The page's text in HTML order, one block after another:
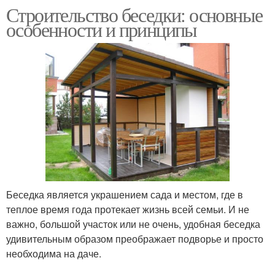
Строительство беседки: основные
особенности и принципы
Беседка является украшением сада и местом, где в
теплое время года протекает жизнь всей семьи. И не
важно, большой участок или не очень, удобная беседка
удивительным образом преображает подворье и просто
необходима на даче.